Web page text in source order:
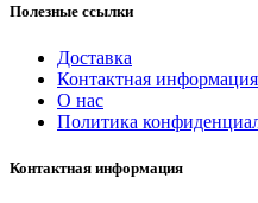
Полезные ссылки
Доставка
Контактная информация
О нас
Политика
Контактная информация